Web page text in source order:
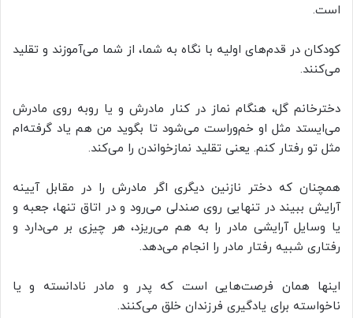
است.
کودکان در قدم‌های اولیه با نگاه به شما، از شما می‌آموزند و تقلید
می‌کنند.
دخترخانم گل، هنگام نماز در کنار مادرش و یا روبه روی مادرش
می‌ایستد مثل او خم‌وراست می‌شود تا بگوید من هم یاد گرفته‌ام
مثل تو رفتار کنم. یعنی تقلید نمازخواندن را می‌کند.
همچنان که دختر نازنین دیگری اگر مادرش را در مقابل آیینه
آرایش ببیند در تنهایی روی صندلی می‌رود و در اتاق تنها، جعبه و
یا وسایل آرایشی مادر را به هم می‌ریزد، هر چیزی بر می‌دارد و
رفتاری شبیه رفتار مادر را انجام می‌دهد.
اینها همان فرصت‌هایی است که پدر و مادر نادانسته و یا
ناخواسته برای یادگیری فرزندان خلق می‌کنند.